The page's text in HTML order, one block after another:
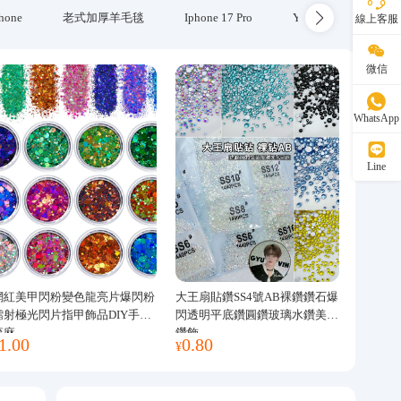
老式加厚羊毛毯 Iphone 17 Pro Yubikey 防火
紅美甲閃粉變色龍亮片爆閃粉
射極光閃片指甲飾品DIY手工
麻
大王扇貼鑽SS4號AB裸鑽鑽石爆
閃透明平底鑽圓鑽玻璃水鑽美甲
鑽飾
¥0.80
線上客服
微信
WhatsApp
Line